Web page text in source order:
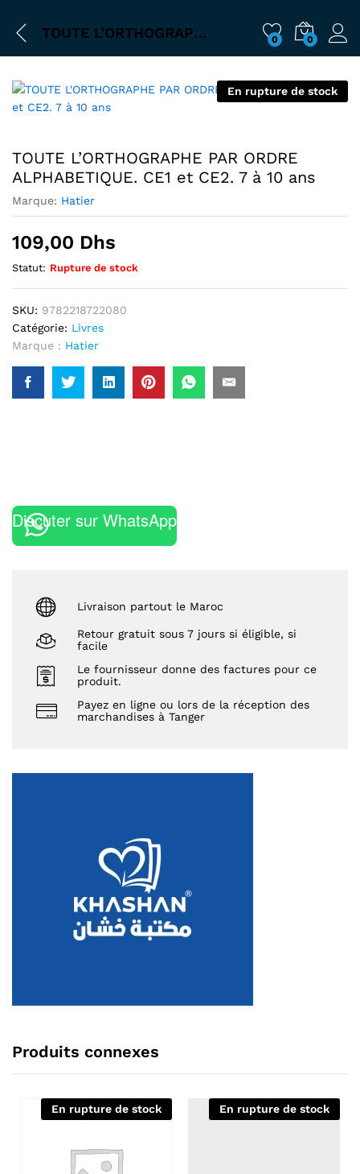
TOUTE L’ORTHOGRAPHE PAR ORDRE ALPHABETIQUE. CE1 et CE2. 7 à 10 ans 0 0
En rupture de stock
TOUTE L’ORTHOGRAPHE PAR ORDRE
ALPHABETIQUE. CE1 et CE2. 7 à 10 ans
Marque: Hatier
109,00 Dhs
Statut: Rupture de stock
SKU: 9782218722080
Catégorie: Livres
Marque : Hatier
Discuter sur WhatsApp
Livraison partout le Maroc
Retour gratuit sous 7 jours si éligible, si
facile
Le fournisseur donne des factures pour ce
produit.
Payez en ligne ou lors de la réception des
marchandises à Tanger
Produits connexes
En rupture de stock En rupture de stock